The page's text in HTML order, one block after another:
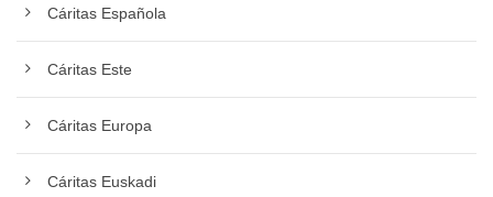
Cáritas Española
Cáritas Este
Cáritas Europa
Cáritas Euskadi